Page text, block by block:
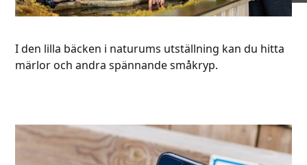
I den lilla bäcken i naturums utställning kan du hitta
märlor och andra spännande småkryp.